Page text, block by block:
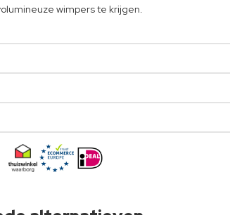
wimpers te krijgen.